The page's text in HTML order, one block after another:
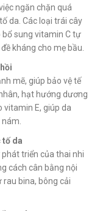
ngăn chặn quá
da. Các loại trái cây
sung vitamin C tự
kháng cho mẹ bầu.
mẽ, giúp bảo vệ tế
hạt hướng dương
vitamin E, giúp da
nám.
tố da
triển của thai nhi
cách cân bằng nội
bina, bông cải